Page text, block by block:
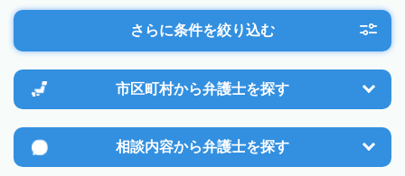
さらに条件を絞り込む
市区町村から弁護士を探す
相談内容から弁護士を探す